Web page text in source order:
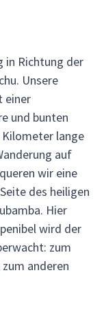
in Richtung der
Unsere
einer
und bunten
Kilometer lange
auf
wir eine
des heiligen
Hier
wird der
zum
anderen